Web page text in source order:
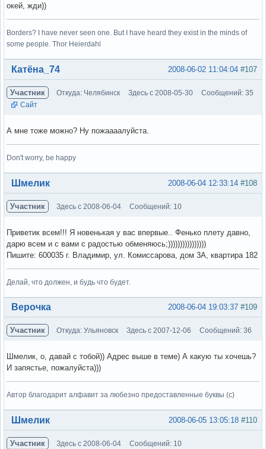
окей, жди))
Borders? I have never seen one. But I have heard they exist in the minds of
some people. Thor Heierdahl
Вне форума #107
2008-06-02 11:04:04
Катёна_74
Участник Откуда: Челябинск Здесь с 2008-05-30
Сообщений: 35
Сайт
А мне тоже можно? Ну пожаааалуйста.
Don't worry, be happy
Вне форума #108
2008-06-04 12:33:14
Шмелик
Участник Здесь с 2008-06-04 Сообщений: 10
Приветик всем!!! Я новенькая у вас впервые.. Фенько плету давно,
дарю всем и с вами с радостью обменяюсь;))))))))))))))))
Пишите: 600035 г. Владимир, ул. Комиссарова, дом 3А, квартира 182
Делай, что должен, и будь что будет.
Вне форума #109
2008-06-04 19:03:37
Верочка
Участник Откуда: Ульяновск Здесь с 2007-12-06 Сообщений: 36
Шмелик, о, давай с тобой)) Адрес выше в теме) А какую ты хочешь?
И запястье, пожалуйста)))
Автор благодарит алфавит за любезно предоставленные буквы (с)
Вне форума #110
2008-06-05 13:05:18
Шмелик
Участник Здесь с 2008-06-04 Сообщений: 10